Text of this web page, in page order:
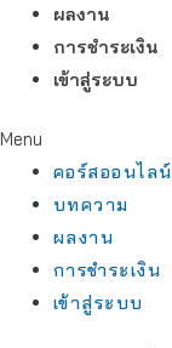
ผลงาน
การชำระเงิน
เข้าสู่ระบบ
Menu
คอร์สออนไลน์
บทความ
ผลงาน
การชำระเงิน
เข้าสู่ระบบ